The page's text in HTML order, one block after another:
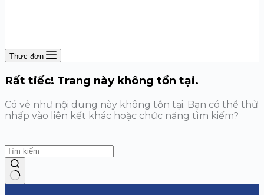
Thực đơn
Rất tiếc! Trang này không tồn tại.
Có vẻ như nội dung này không tồn tại. Bạn có thể thử
nhấp vào liên kết khác hoặc chức năng tìm kiếm?